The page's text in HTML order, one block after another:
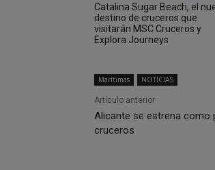
Catalina Sugar Beach, el
destino de cruceros que
visitarán MSC Cruceros y
Explora Journeys
Marítimas NOTICIAS
Artículo anterior
Alicante se estrena como
cruceros